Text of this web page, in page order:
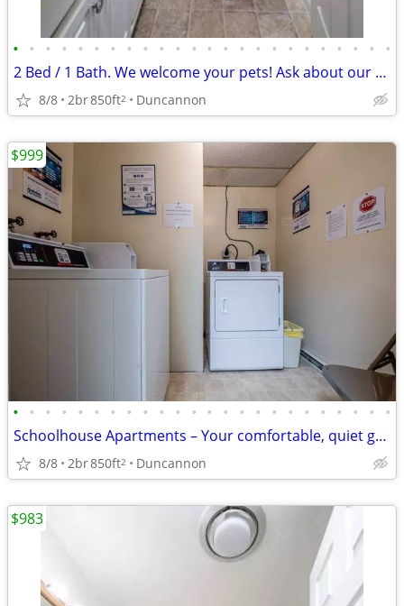
• • • • • • • • • • • • • • • • • • • • • • • •
2 Bed / 1 Bath. We welcome your pets! Ask about our pet policy!
8/8 2br850ft2 Duncannon
• • • • • • • • • • • • • • • • • • • • • • • •
Schoolhouse Apartments – Your comfortable, quiet getaway! 2 bed, 1 bat
8/8 2br850ft2 Duncannon
$999
$983